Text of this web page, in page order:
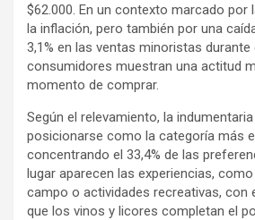
$62.000. En un contexto marcado por
la inflación, pero también por una
3,1% en las ventas minoristas durante
consumidores muestran una actitud
momento de comprar.
Según el relevamiento, la
posicionarse como la categoría más
concentrando el 33,4% de las
lugar aparecen las experiencias,
campo o actividades recreativas, con
que los vinos y licores completan el